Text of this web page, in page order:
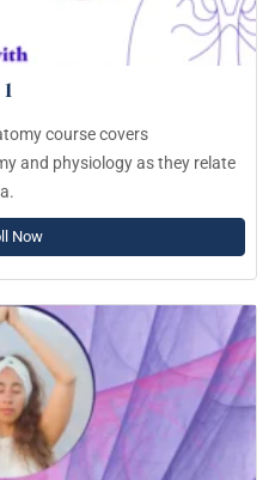
course covers
and physiology as they relate
Now